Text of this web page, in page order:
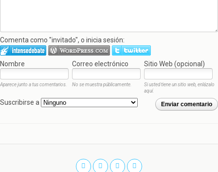
Comenta como "invitado", o inicia sesión:
Nombre Correo electrónico Sitio Web (opcional)
Aparece junto a tus comentarios. No se muestra públicamente.
Si usted tiene un sitio web, enlázalo
aquí.
Enviar comentario
Suscribirse a